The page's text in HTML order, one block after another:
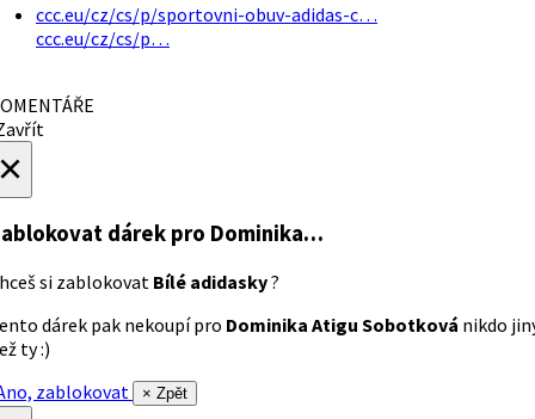
ccc.eu/cz/cs/p/sportovni-obuv-adidas-c…
ccc.eu/cz/cs/p…
dárek pro Dominika…
si zablokovat Bílé adidasky?
dárek pak nekoupí pro Dominika Atigu Sobotková nikdo
ty :)
zablokovat
× Zpět